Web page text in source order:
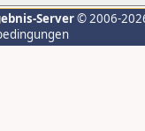
Server© 2006-